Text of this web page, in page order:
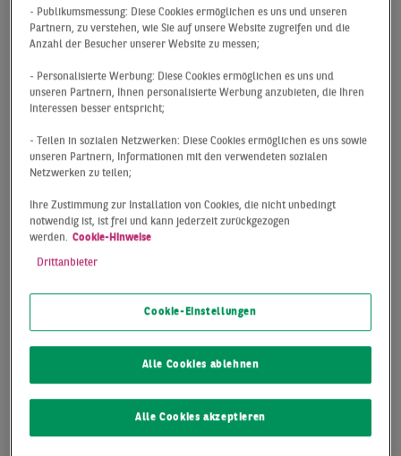
Hansestadt damit nur hauchzart den Spitzenplatz, den
Frankfurt mit 333.000 m² belegt. Nachdem der
an Großabschlüssen mangelte, änderte sich dies im
Laufe des zweiten Quartals spürbar. Mit den
Nützen sowie von Greiwing logistics for you über 29.200
m² in Hamburg-Altenwerder befeuern gleich zwei
von mehr als 200.000 m².
LOGISTIKDIENSTLEISTER
DEUTLICH VORNE
- Publikumsmessung: Diese Cookies ermöglichen es uns und unseren
Partnern, zu verstehen, wie Sie auf unsere Website zugreifen und die
Anzahl der Besucher unserer Website zu messen;
- Personalisierte Werbung: Diese Cookies ermöglichen es uns und
unseren Partnern, Ihnen personalisierte Werbung anzubieten, die Ihren
Interessen besser entspricht;
- Teilen in sozialen Netzwerken: Diese Cookies ermöglichen es uns sowie
unseren Partnern, Informationen mit den verwendeten sozialen
Netzwerken zu teilen;
Ihre Zustimmung zur Installation von Cookies, die nicht unbedingt
notwendig ist, ist frei und kann jederzeit zurückgezogen
werden. Cookie-Hinweise
Drittanbieter
Cookie-Einstellungen
Alle Cookies ablehnen
Alle Cookies akzeptieren